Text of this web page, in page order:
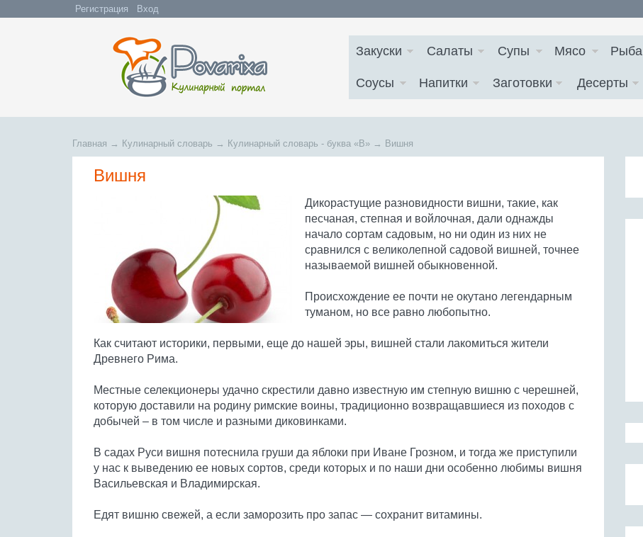
Регистрация Вход
Закуски Салаты Супы Мясо Рыба
Соусы Напитки Заготовки Десерты
Главная → Кулинарный словарь → Кулинарный словарь - буква «В» → Вишня
Вишня
Дикорастущие разновидности вишни, такие, как
песчаная, степная и войлочная, дали однажды
начало сортам садовым, но ни один из них не
сравнился с великолепной садовой вишней, точнее
называемой вишней обыкновенной.
Происхождение ее почти не окутано легендарным
туманом, но все равно любопытно.
Как считают историки, первыми, еще до нашей эры, вишней стали лакомиться жители
Древнего Рима.
Местные селекционеры удачно скрестили давно известную им степную вишню с черешней,
которую доставили на родину римские воины, традиционно возвращавшиеся из походов с
добычей – в том числе и разными диковинками.
В садах Руси вишня потеснила груши да яблоки при Иване Грозном, и тогда же приступили
у нас к выведению ее новых сортов, среди которых и по наши дни особенно любимы вишня
Васильевская и Владимирская.
Едят вишню свежей, а если заморозить про запас — сохранит витамины.